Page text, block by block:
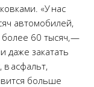
«У нас
автомобилей,
60 тысяч, —
даже закатать
в асфальт,
больше